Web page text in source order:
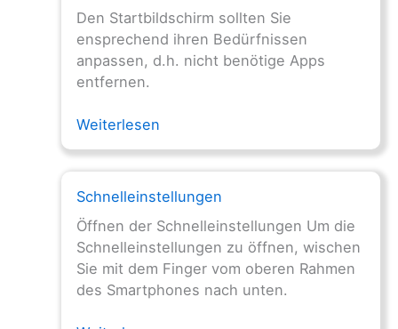
Den Startbildschirm sollten Sie
ensprechend ihren Bedürfnissen
anpassen, d.h. nicht benötige Apps
entfernen.
Weiterlesen
Schnelleinstellungen
Öffnen der Schnelleinstellungen Um die
Schnelleinstellungen zu öffnen, wischen
Sie mit dem Finger vom oberen Rahmen
des Smartphones nach unten.